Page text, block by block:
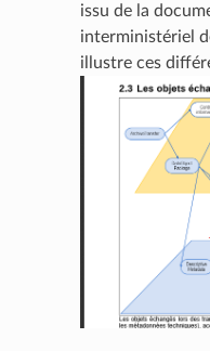
issu de la
interministériel
illustre ces